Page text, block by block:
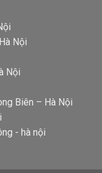
Nội
Nội
Biên – Hà Nội
- hà nội